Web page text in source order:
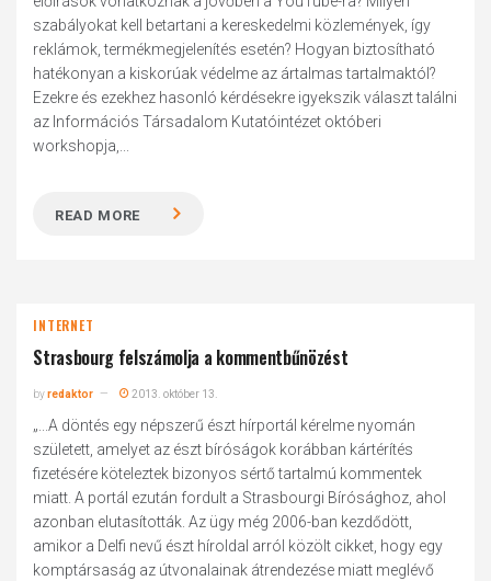
szabályokat kell betartani a kereskedelmi közlemények, így
reklámok, termékmegjelenítés esetén? Hogyan biztosítható
hatékonyan a kiskorúak védelme az ártalmas tartalmaktól?
Ezekre és ezekhez hasonló kérdésekre igyekszik választ találni
az Információs Társadalom Kutatóintézet októberi
workshopja,...
READ MORE
INTERNET
Strasbourg felszámolja a kommentbűnözést
byredaktor 2013. október 13.
„...A döntés egy népszerű észt hírportál kérelme nyomán
született, amelyet az észt bíróságok korábban kártérítés
fizetésére köteleztek bizonyos sértő tartalmú kommentek
miatt. A portál ezután fordult a Strasbourgi Bírósághoz, ahol
azonban elutasították. Az ügy még 2006-ban kezdődött,
amikor a Delfi nevű észt híroldal arról közölt cikket, hogy egy
komptársaság az útvonalainak átrendezése miatt meglévő